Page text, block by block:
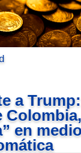
a Trump:
en